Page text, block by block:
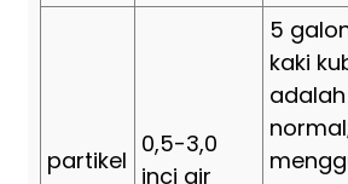
partikel
0,5-3,0
inci air
5
kaki